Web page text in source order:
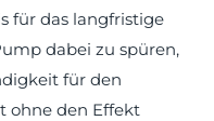
für das langfristige
dabei zu spüren,
für den
ohne den Effekt